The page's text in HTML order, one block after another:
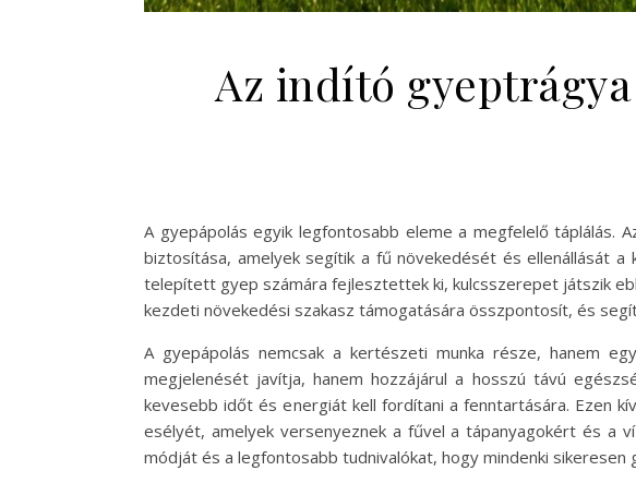
Az indító
A gyepápolás egyik legfontosabb eleme a megfelelő táplálás.
biztosítása, amelyek segítik a fű növekedését és ellenállását
telepített gyep számára fejlesztettek ki, kulcsszerepet játszik
kezdeti növekedési szakasz támogatására összpontosít, és
A gyepápolás nemcsak a kertészeti munka része, hanem
megjelenését javítja, hanem hozzájárul a hosszú távú
kevesebb időt és energiát kell fordítani a fenntartására. Ezen
esélyét, amelyek versenyeznek a fűvel a tápanyagokért és a
módját és a legfontosabb tudnivalókat, hogy mindenki sikeresen